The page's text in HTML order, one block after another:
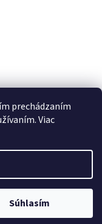
prechádzaním
Viac
Súhlasím
práva vyhradené.